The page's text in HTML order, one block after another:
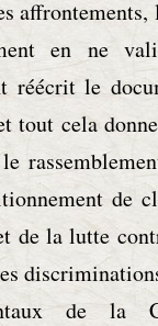
en ne
réécrit le
tout cela
de
de la lutte
de la